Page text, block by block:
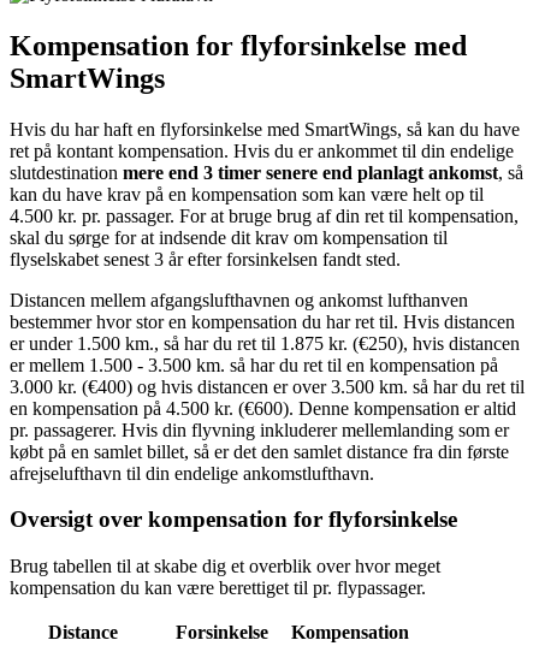
Kompensation for flyforsinkelse med
SmartWings
Hvis du har haft en flyforsinkelse med SmartWings, så kan du have
ret på kontant kompensation. Hvis du er ankommet til din endelige
slutdestination mere end 3 timer senere end planlagt ankomst, så
kan du have krav på en kompensation som kan være helt op til
4.500 kr. pr. passager. For at bruge brug af din ret til kompensation,
skal du sørge for at indsende dit krav om kompensation til
flyselskabet senest 3 år efter forsinkelsen fandt sted.
Distancen mellem afgangslufthavnen og ankomst lufthanven
bestemmer hvor stor en kompensation du har ret til. Hvis distancen
er under 1.500 km., så har du ret til 1.875 kr. (€250), hvis distancen
er mellem 1.500 - 3.500 km. så har du ret til en kompensation på
3.000 kr. (€400) og hvis distancen er over 3.500 km. så har du ret til
en kompensation på 4.500 kr. (€600). Denne kompensation er altid
pr. passagerer. Hvis din flyvning inkluderer mellemlanding som er
købt på en samlet billet, så er det den samlet distance fra din første
afrejselufthavn til din endelige ankomstlufthavn.
Oversigt over kompensation for flyforsinkelse
Brug tabellen til at skabe dig et overblik over hvor meget
kompensation du kan være berettiget til pr. flypassager.
Distance Forsinkelse Kompensation